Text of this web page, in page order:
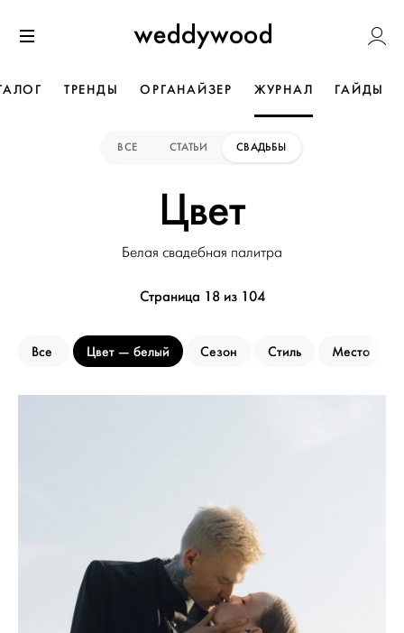
к содержанию
Weddywood
ТРЕНДЫ ОРГАНАЙЗЕР ЖУРНАЛ ГАЙДЫ
ВСЕ СТАТЬИ СВАДЬБЫ
Цвет
Белая свадебная палитра
Страница 18 из 104
Все Цвет белый Сезон Стиль Место